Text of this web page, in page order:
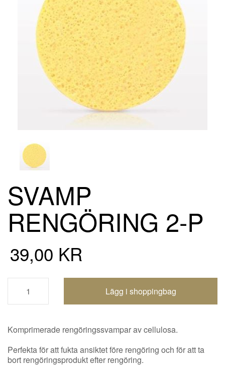
SVAMP
RENGÖRING 2-P
39,00 KR
Shoppingbagen uppdaterad
Komprimerade rengöringssvampar av cellulosa.
Perfekta för att fukta ansiktet före rengöring och för att ta
bort rengöringsprodukt efter rengöring.